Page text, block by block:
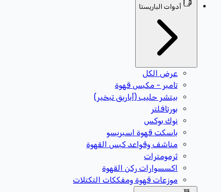
أدوات الباريستا
عرض الكل
تامبر - مكبس قهوة
بيتشر حليب (أباريق تبخير)
بورتافلتر
نوك بوكس
باسكت قهوة اسبريسو
مناشف وقواعد كبس القهوة
ثرمومترات
اكسسوارات ركن القهوة
موزعات قهوة ومفككات التكتلات